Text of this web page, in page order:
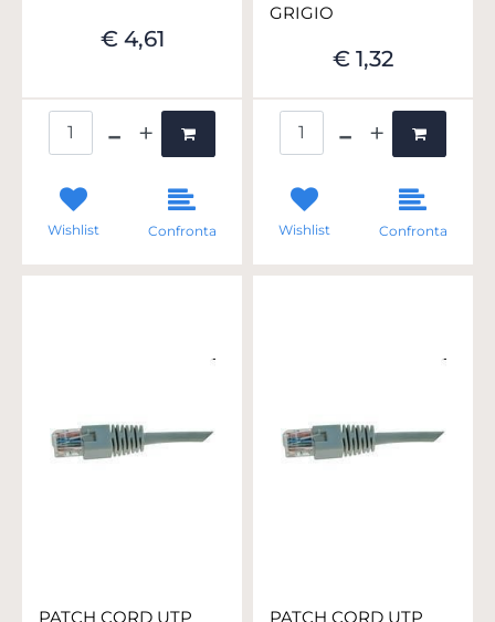
€ 4,61
Wishlist Confronta
GRIGIO
€ 1,32
Wishlist Confronta
PATCH CORD UTP PATCH CORD UTP